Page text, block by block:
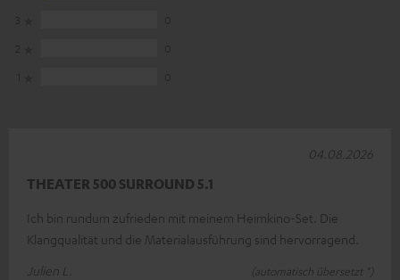
THEATER 500 SURROUND 5.1
Ich bin rundum zufrieden mit meinem Heimkino-Set. Die
Klangqualität und die Materialausführung sind hervorragend.
Julien L.
(automatisch übersetzt *)
04.08.2026